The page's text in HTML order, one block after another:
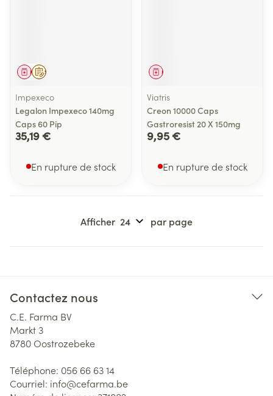
Sur prescription
Médicament
Impexeco
Legalon Impexeco 140mg
Caps 60 Pip
35,19 €
En rupture de stock
Médicament
Viatris
Creon 10000 Caps
Gastroresist 20 X 150mg
9,95 €
En rupture de stock
Afficher par page
Contactez nous
C.E. Farma BV
Markt 3
8780Oostrozebeke
Téléphone: 056 66 63 14
Courriel: info@cefarma.be